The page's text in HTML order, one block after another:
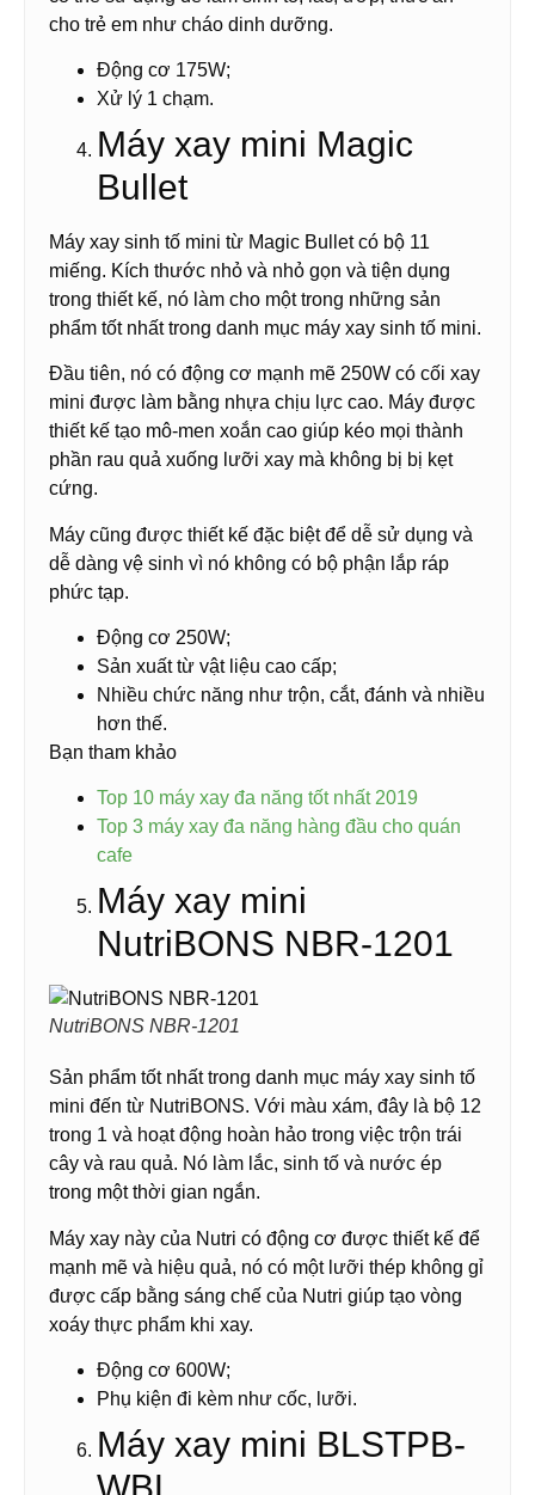
cho trẻ em như cháo dinh dưỡng.
Động cơ 175W;
Xử lý 1 chạm.
Máy xay mini Magic
Bullet
Máy xay sinh tố mini từ Magic Bullet có bộ 11
miếng. Kích thước nhỏ và nhỏ gọn và tiện dụng
trong thiết kế, nó làm cho một trong những sản
phẩm tốt nhất trong danh mục máy xay sinh tố mini.
Đầu tiên, nó có động cơ mạnh mẽ 250W có cối xay
mini được làm bằng nhựa chịu lực cao. Máy được
thiết kế tạo mô-men xoắn cao giúp kéo mọi thành
phần rau quả xuống lưỡi xay mà không bị bị kẹt
cứng.
Máy cũng được thiết kế đặc biệt để dễ sử dụng và
dễ dàng vệ sinh vì nó không có bộ phận lắp ráp
phức tạp.
Động cơ 250W;
Sản xuất từ vật liệu cao cấp;
Nhiều chức năng như trộn, cắt, đánh và nhiều
hơn thế.
Bạn tham khảo
Top 10 máy xay đa năng tốt nhất 2019
Top 3 máy xay đa năng hàng đầu cho quán
cafe
Máy xay mini
NutriBONS NBR-1201
NutriBONS NBR-1201
Sản phẩm tốt nhất trong danh mục máy xay sinh tố
mini đến từ NutriBONS. Với màu xám, đây là bộ 12
trong 1 và hoạt động hoàn hảo trong việc trộn trái
cây và rau quả. Nó làm lắc, sinh tố và nước ép
trong một thời gian ngắn.
Máy xay này của Nutri có động cơ được thiết kế để
mạnh mẽ và hiệu quả, nó có một lưỡi thép không gỉ
được cấp bằng sáng chế của Nutri giúp tạo vòng
xoáy thực phẩm khi xay.
Động cơ 600W;
Phụ kiện đi kèm như cốc, lưỡi.
Máy xay mini BLSTPB-